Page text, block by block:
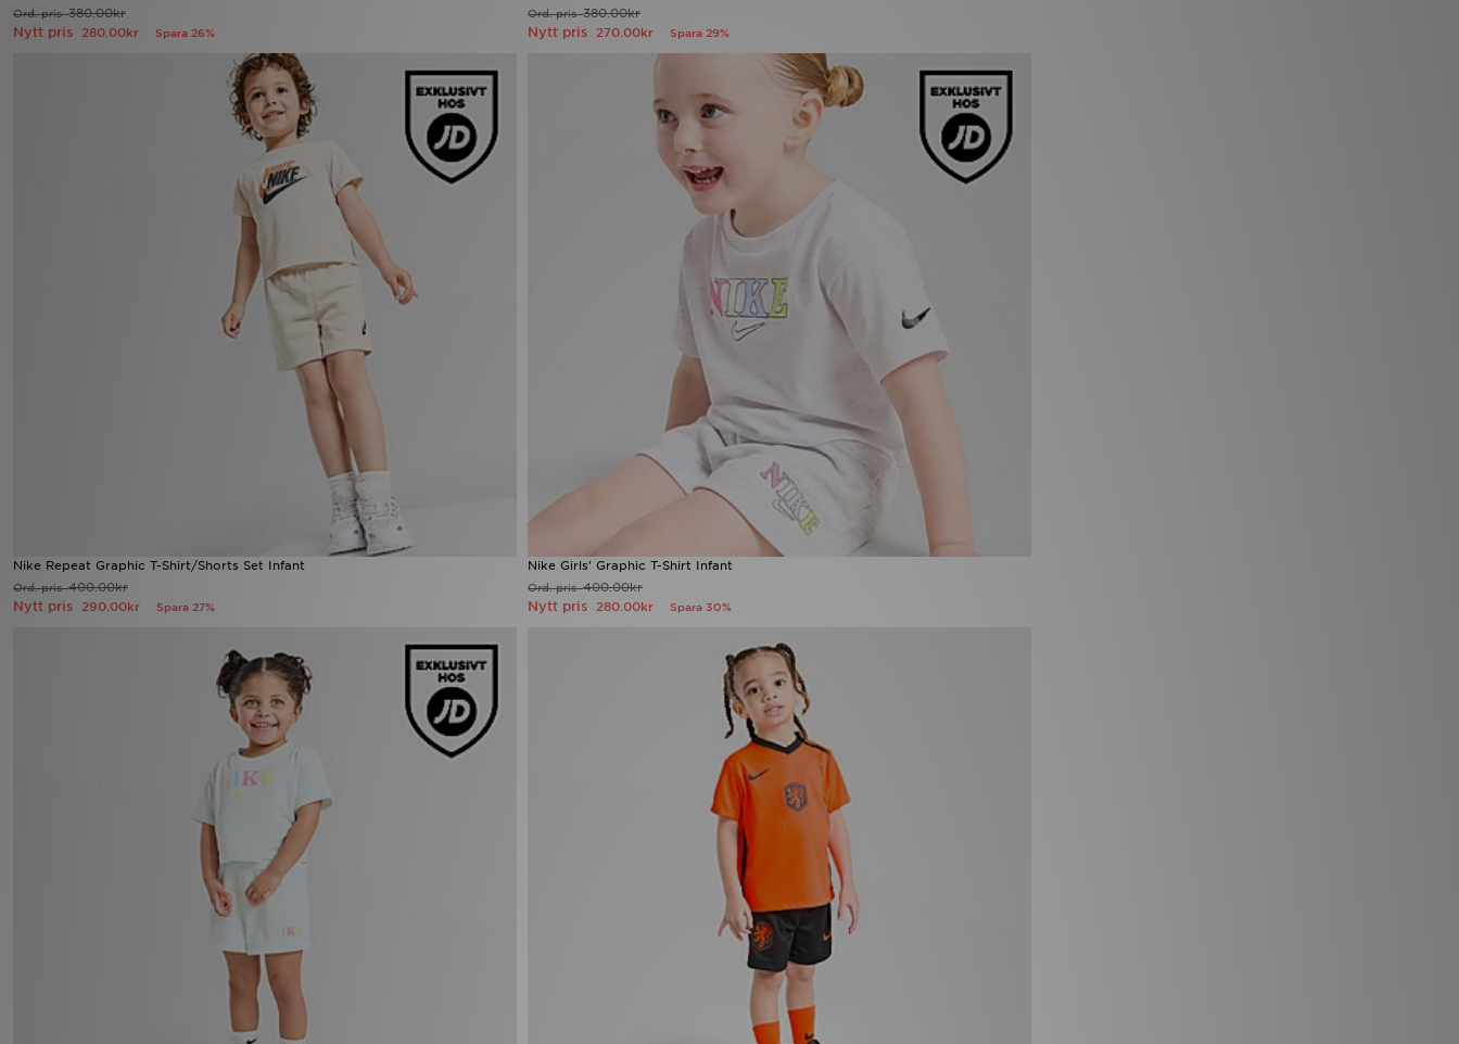
Ord. pris380.00kr
Nytt pris 280.00kr Spara 26%
Ord. pris380.00kr
Nytt pris 270.00kr Spara 29%
Nike Repeat Graphic T-Shirt/Shorts Set Infant
Ord. pris400.00kr
Nytt pris 290.00kr Spara 27%
Nike Girls' Graphic T-Shirt Infant
Ord. pris400.00kr
Nytt pris 280.00kr Spara 30%